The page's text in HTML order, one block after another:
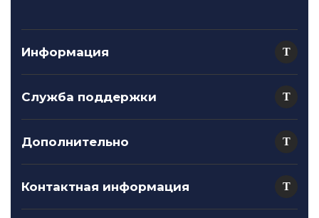
Информация
Служба поддержки
Дополнительно
Контактная информация